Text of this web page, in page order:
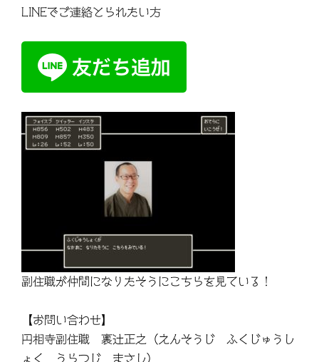
LINEでご連絡とられたい方
副住職が仲間になりたそうにこちらを見ている！
【お問い合わせ】
円相寺副住職 裏辻正之（えんそうじ ふくじゅうし
ょく うらつじ まさし）